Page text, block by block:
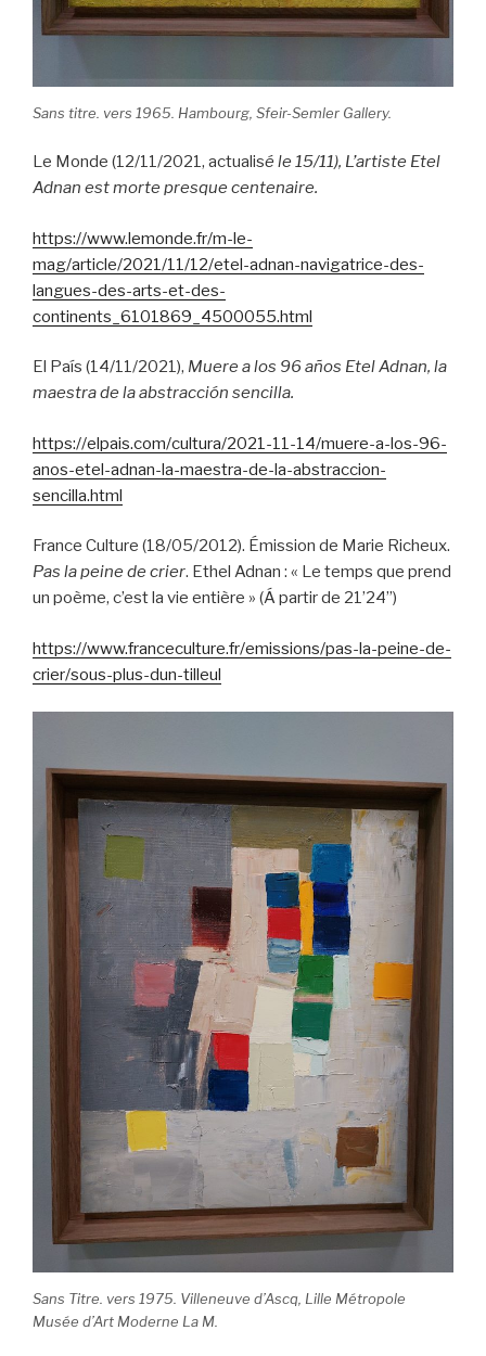
Sans titre. vers 1965. Hambourg, Sfeir-Semler Gallery.
Le Monde (12/11/2021, actualisé le 15/11), L’artiste Etel
Adnan est morte presque centenaire.
https://www.lemonde.fr/m-le-
mag/article/2021/11/12/etel-adnan-navigatrice-des-
langues-des-arts-et-des-
continents_6101869_4500055.html
El País (14/11/2021), Muere a los 96 años Etel Adnan, la
maestra de la abstracción sencilla.
https://elpais.com/cultura/2021-11-14/muere-a-los-96-
anos-etel-adnan-la-maestra-de-la-abstraccion-
sencilla.html
France Culture (18/05/2012). Émission de Marie Richeux.
Pas la peine de crier. Ethel Adnan : « Le temps que prend
un poème, c’est la vie entière » (Á partir de 21’24”)
https://www.franceculture.fr/emissions/pas-la-peine-de-
crier/sous-plus-dun-tilleul
Sans Titre. vers 1975. Villeneuve d’Ascq, Lille Métropole
Musée d’Art Moderne La M.